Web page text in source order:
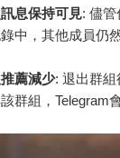
息保持可見: 儘
中，其他成員仍
薦減少: 退出群組
群組，Telegram